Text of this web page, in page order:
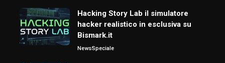
Hacking Story Lab il simulatore
hacker realistico in esclusiva su
Bismark.it
NewsSpeciale